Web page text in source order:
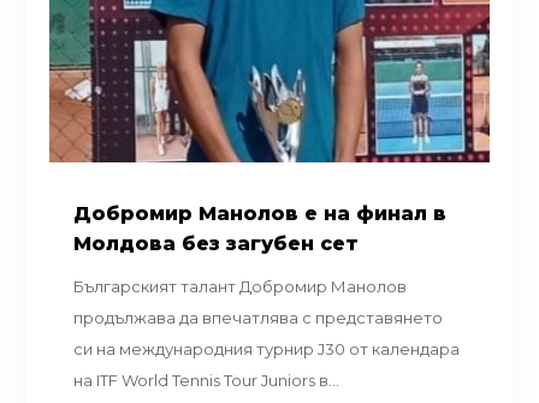
Добромир Манолов е на финал в
Молдова без загубен сет
Българският талант Добромир Манолов
продължава да впечатлява с представянето
си на международния турнир J30 от календара
на ITF World Tennis Tour Juniors в...